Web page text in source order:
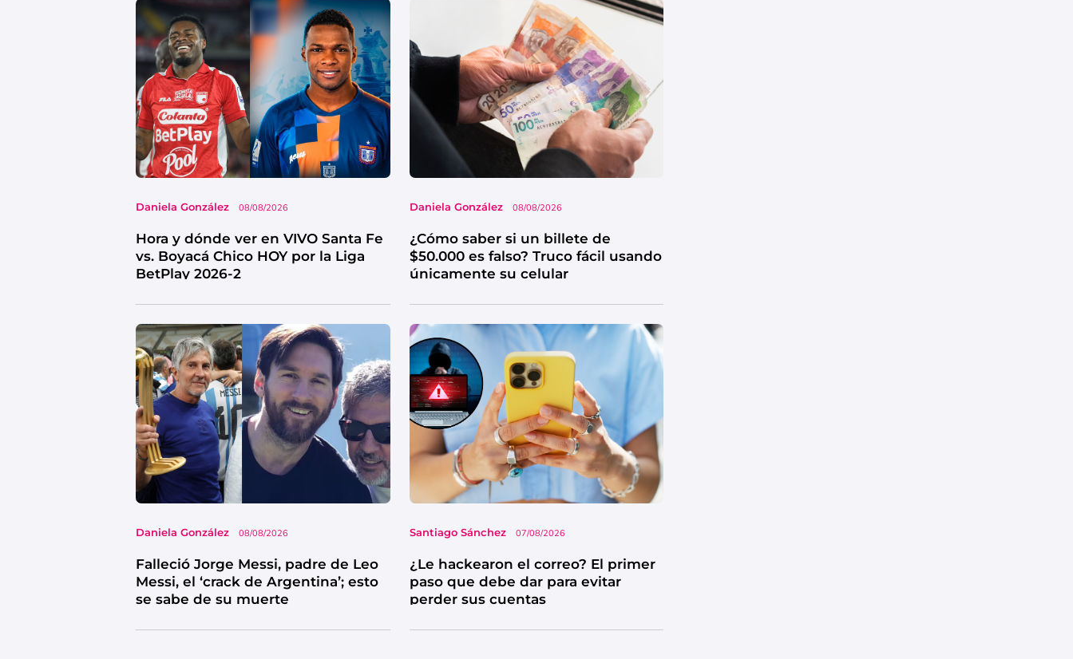
Daniela González 08/08/2026
Hora y dónde ver en VIVO Santa Fe
vs. Boyacá Chico HOY por la Liga
BetPlay 2026-2
Daniela González 08/08/2026
¿Cómo saber si un billete de
$50.000 es falso? Truco fácil usando
únicamente su celular
Daniela González 08/08/2026
Falleció Jorge Messi, padre de Leo
Messi, el ‘crack de Argentina’; esto
se sabe de su muerte
Santiago Sánchez 07/08/2026
¿Le hackearon el correo? El primer
paso que debe dar para evitar
perder sus cuentas